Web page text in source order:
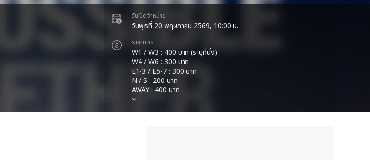
วันเปิดจำหน่าย
วันพุธที่ 20 พฤษภาคม 2569, 10:00 น.
ราคาบัตร
W1 / W3 : 400 บาท (ระบุที่นั่ง)
W4 / W6 : 300 บาท
E1-3 / E5-7 : 300 บาท
N / S : 200 บาท
AWAY : 400 บาท